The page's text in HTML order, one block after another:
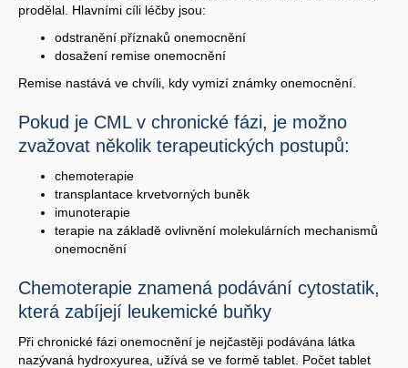
prodělal. Hlavními cíli léčby jsou:
odstranění příznaků onemocnění
dosažení remise onemocnění
Remise nastává ve chvíli, kdy vymizí známky onemocnění.
Pokud je CML v chronické fázi, je možno
zvažovat několik terapeutických postupů:
chemoterapie
transplantace krvetvorných buněk
imunoterapie
terapie na základě ovlivnění molekulárních mechanismů
onemocnění
Chemoterapie znamená podávání cytostatik,
která zabíjejí leukemické buňky
Při chronické fázi onemocnění je nejčastěji podávána látka
nazývaná hydroxyurea, užívá se ve formě tablet. Počet tablet